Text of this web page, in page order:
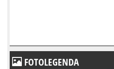
FOTOLEGENDA